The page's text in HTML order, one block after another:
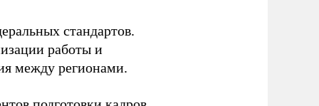
стандартов.
работы и
между регионами.